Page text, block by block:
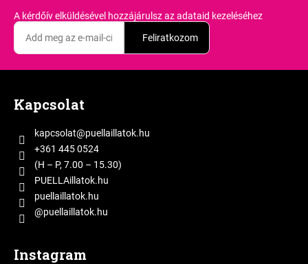
A kérdőív elküldésével hozzájárulszaz adataid kezeléséhez
Feliratkozom
Kapcsolat
kapcsolat@puellaillatok.hu
+361 445 0524
(H – P, 7.00 – 15.30)
PUELLAillatok.hu
puellaillatok.hu
@puellaillatok.hu
Instagram